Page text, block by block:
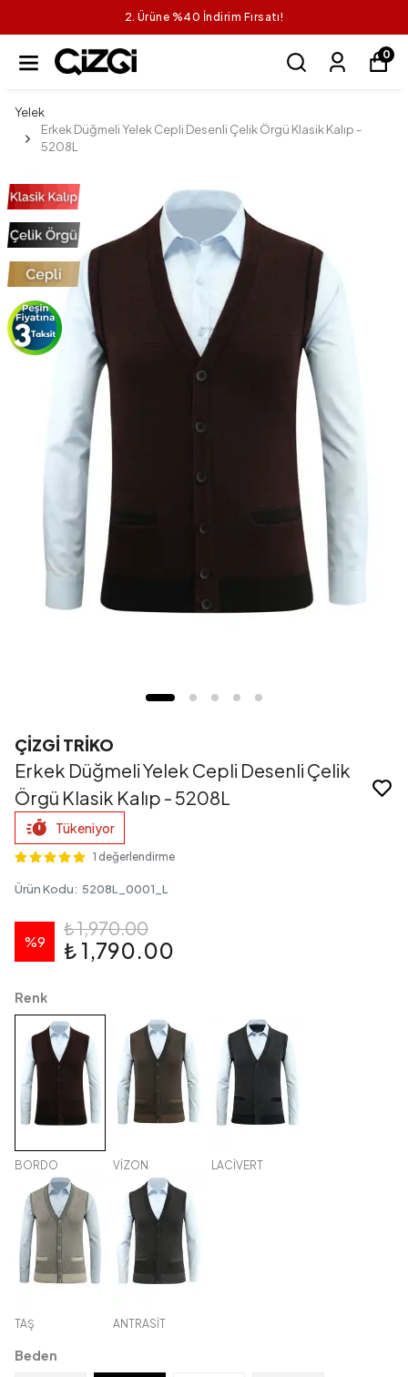
2. Ürüne %40 İndirim Fırsatı!
0
Yelek
Erkek Düğmeli Yelek Cepli Desenli Çelik Örgü Klasik Kalıp -
5208L
ÇİZGİ TRİKO
Erkek Düğmeli Yelek Cepli Desenli Çelik
Örgü Klasik Kalıp - 5208L
Tükeniyor
1 değerlendirme
Ürün Kodu: 5208L_0001_L
%9
₺ 1,970.00
₺ 1,790.00
Renk
BORDO VİZON LACİVERT
TAŞ ANTRASİT
Beden